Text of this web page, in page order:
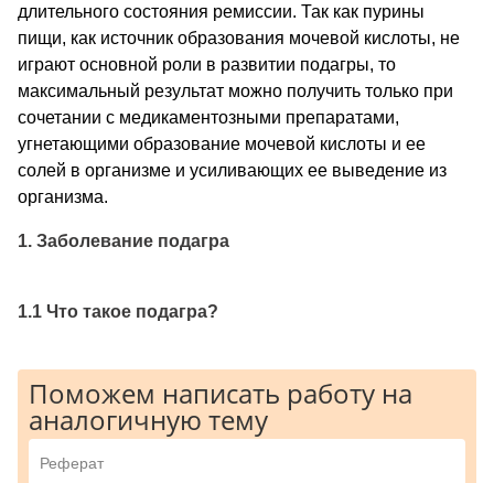
длительного состояния ремиссии. Так как пурины
пищи, как источник образования мочевой кислоты, не
играют основной роли в развитии подагры, то
максимальный результат можно получить только при
сочетании с медикаментозными препаратами,
угнетающими образование мочевой кислоты и ее
солей в организме и усиливающих ее выведение из
организма.
1. Заболевание подагра
1.1 Что такое подагра?
Поможем написать работу на
аналогичную тему
Реферат